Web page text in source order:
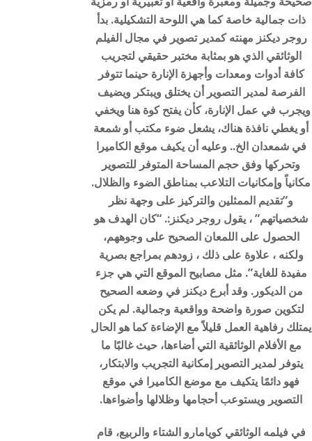
ذات جمالية خاصة كما هي اللوحة التشكيلية. بدأ
روجر ديكنز مهنته كمدير تصوير في مجال الفيلم
الوثائقي الذي هو بمثابة مختبر حقيقي لتجريب
كافة أدوات ومعدات وأجهزة الإنارة حينما تتوفر
الفرصة لمدير التصوير أن يختلق ويبتكر ويضيف
ويجرب في عمل الإنارة، كأن يفتح كوة هنا ويخفي
أو يغطي نافذة هناك، يشعل ضوء مكتب أو شمعة
في شمعدان الخ.. وعليه أن يكيف موقع الكاميرا
وتحركها وفق حجم المساحة المتوفر للتصوير
مكانياً وإمكانيات التلاعب بمناطق الضوء والظلال.
و”تقديم الممثلين والتركيز على وجهة نظر
شخصياتهم” ، يقول روجر ديكنز:. “كان الهدف هو
الحصول على اللمعان الصحيح على وجوههم،
ولكنه ، علاوة على ذلك ، زودهم بمراجع بصرية
مفيدة للغاية”. مثل مصابيح الموقع التي هي جزء
من الديكور. وقد أبرع ديكنز في وضعه الصحيح
لتكوين صورة واضحة وواقعية وجمالية. لم يكن
يمتلك رفاهية العمل قليلاً مع الإضاءة كما هو الحال
مع الأفلام الوثائقية التي أضاءها، حيث غالبًا ما
يتوفر لمدير التصوير إمكانية التجريب والابتكار،
فهو دائمًا يتكيف مع موضع الكاميرا في موقع
التصوير ويستوعب أحجامها وظلالها وأضواءها.
في فيلمه الوثائقي كويامارو الشتاء والربيع، قام